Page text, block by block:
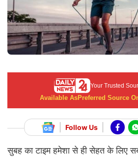
Your Trusted
Available AsPreferred Source
Follow Us
सुबह का टाइम हमेशा से ही सेहत के लिए